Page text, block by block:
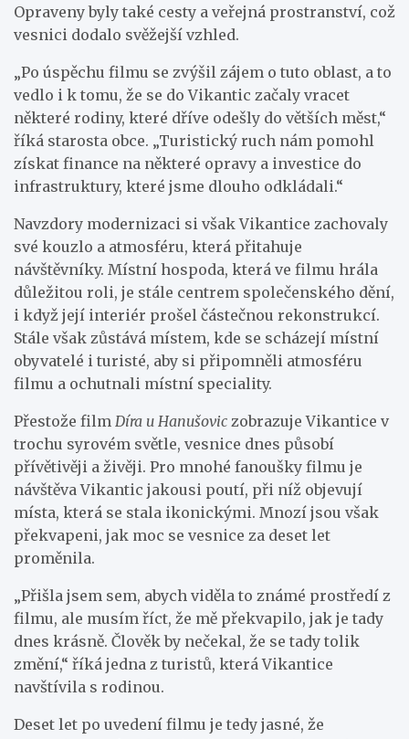
Opraveny byly také cesty a veřejná prostranství, což
vesnici dodalo svěžejší vzhled.
„Po úspěchu filmu se zvýšil zájem o tuto oblast, a to
vedlo i k tomu, že se do Vikantic začaly vracet
některé rodiny, které dříve odešly do větších měst,“
říká starosta obce. „Turistický ruch nám pomohl
získat finance na některé opravy a investice do
infrastruktury, které jsme dlouho odkládali.“
Navzdory modernizaci si však Vikantice zachovaly
své kouzlo a atmosféru, která přitahuje
návštěvníky. Místní hospoda, která ve filmu hrála
důležitou roli, je stále centrem společenského dění,
i když její interiér prošel částečnou rekonstrukcí.
Stále však zůstává místem, kde se scházejí místní
obyvatelé i turisté, aby si připomněli atmosféru
filmu a ochutnali místní speciality.
Přestože film Díra u Hanušovic zobrazuje Vikantice v
trochu syrovém světle, vesnice dnes působí
přívětivěji a živěji. Pro mnohé fanoušky filmu je
návštěva Vikantic jakousi poutí, při níž objevují
místa, která se stala ikonickými. Mnozí jsou však
překvapeni, jak moc se vesnice za deset let
proměnila.
„Přišla jsem sem, abych viděla to známé prostředí z
filmu, ale musím říct, že mě překvapilo, jak je tady
dnes krásně. Člověk by nečekal, že se tady tolik
změní,“ říká jedna z turistů, která Vikantice
navštívila s rodinou.
Deset let po uvedení filmu je tedy jasné, že